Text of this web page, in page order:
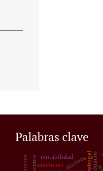
Palabras clave
docente doctrina
rentabilidad
sanciones